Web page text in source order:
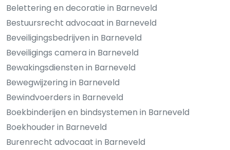
Belettering en decoratie in Barneveld
Bestuursrecht advocaat in Barneveld
Beveiligingsbedrijven in Barneveld
Beveiligings camera in Barneveld
Bewakingsdiensten in Barneveld
Bewegwijzering in Barneveld
Bewindvoerders in Barneveld
Boekbinderijen en bindsystemen in Barneveld
Boekhouder in Barneveld
Burenrecht advocaat in Barneveld